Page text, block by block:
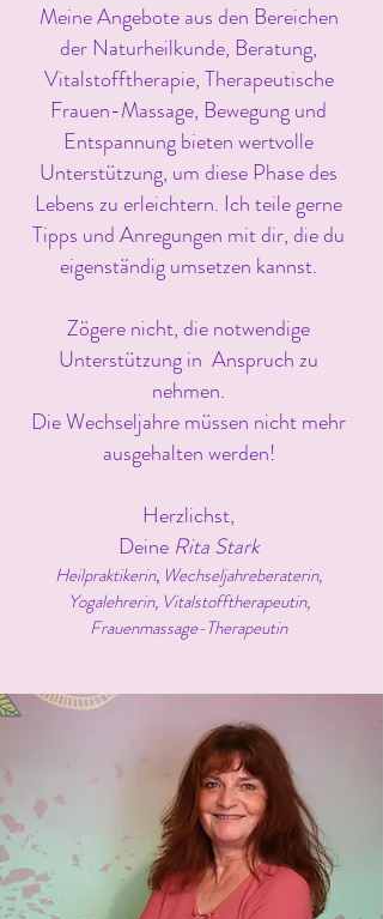
Meine Angebote aus den Bereichen
der Naturheilkunde, Beratung,
Vitalstofftherapie, Therapeutische
Frauen-Massage, Bewegung und
Entspannung bieten wertvolle
Unterstützung, um diese Phase des
Lebens zu erleichtern. Ich teile gerne
Tipps und Anregungen mit dir, die du
eigenständig umsetzen kannst.
Zögere nicht, die notwendige
Unterstützung in Anspruch zu
nehmen.
Die Wechseljahre müssen nicht mehr
ausgehalten werden!
Herzlichst,
Deine Rita Stark
Heilpraktikerin, Wechseljahreberaterin,
Yogalehrerin, Vitalstofftherapeutin,
Frauenmassage-Therapeutin